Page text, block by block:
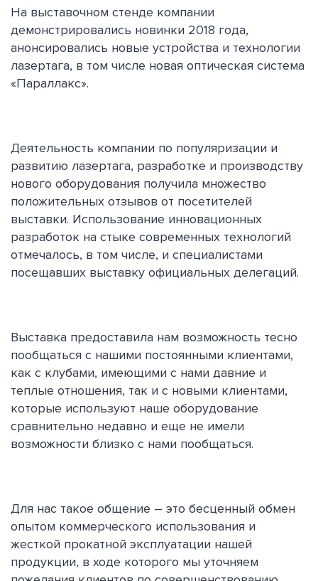
На выставочном стенде компании
демонстрировались новинки 2018 года,
анонсировались новые устройства и технологии
лазертага, в том числе новая оптическая система
«Параллакс».
Деятельность компании по популяризации и
развитию лазертага, разработке и производству
нового оборудования получила множество
положительных отзывов от посетителей
выставки. Использование инновационных
разработок на стыке современных технологий
отмечалось, в том числе, и специалистами
посещавших выставку официальных делегаций.
Выставка предоставила нам возможность тесно
пообщаться с нашими постоянными клиентами,
как с клубами, имеющими с нами давние и
теплые отношения, так и с новыми клиентами,
которые используют наше оборудование
сравнительно недавно и еще не имели
возможности близко с нами пообщаться.
Для нас такое общение – это бесценный обмен
опытом коммерческого использования и
жесткой прокатной эксплуатации нашей
продукции, в ходе которого мы уточняем